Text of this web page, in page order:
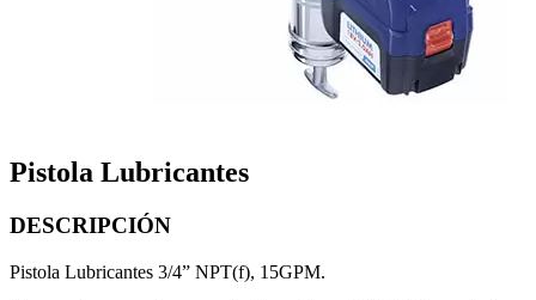
Pistola Lubricantes
DESCRIPCIÓN
Pistola Lubricantes 3/4” NPT(f), 15GPM.